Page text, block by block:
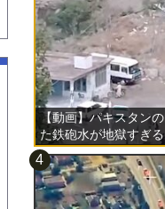
【動画】パキスタン
た鉄砲水が地獄すぎる